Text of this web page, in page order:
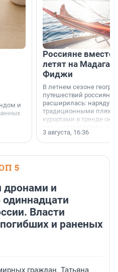
и
Россияне вместо
летят на
Фиджи
В летнем сезоне
путешествий россиян
расширилась: наряду с
традиционными
курортами в тренде
острова Африки и Азии,
свидетельствуют
3 августа, 16:36
5
дронами и
Власти
и раненых
граждан. Татьяна